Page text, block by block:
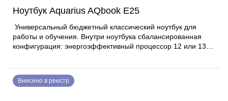
Ноутбук Aquarius AQbook E25
работы и обучения. Внутри ноутбука сбалансированная
конфигурация: энергоэффективный процессор 12 или 13
накопителей, каждый объёмом до 1 ТБ – всё это позволяет
уверенно справляться с офисными приложениями, веб-
Внесено в реестр